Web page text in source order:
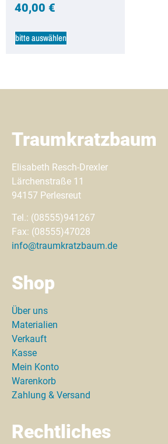
40,00 €
bitte auswählen
Traumkratzbaum
Elisabeth Resch-Drexler
Lärchenstraße 11
94157 Perlesreut
Tel.: (08555)941267
Fax: (08555)47028
info@traumkratzbaum.de
Shop
Über uns
Materialien
Verkauft
Kasse
Mein Konto
Warenkorb
Zahlung & Versand
Rechtliches